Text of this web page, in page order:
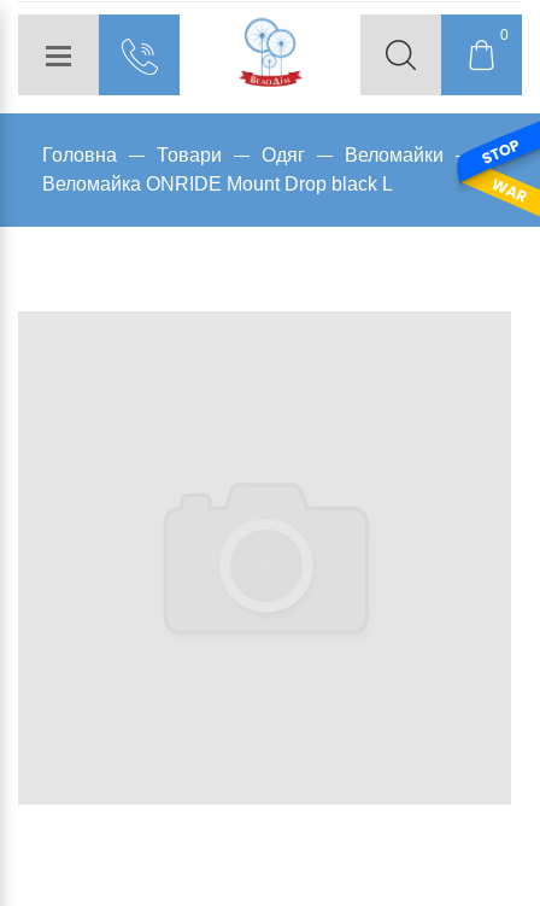
0
Головна Товари Одяг
Веломайки
Веломайка ONRIDE Mount Drop black L